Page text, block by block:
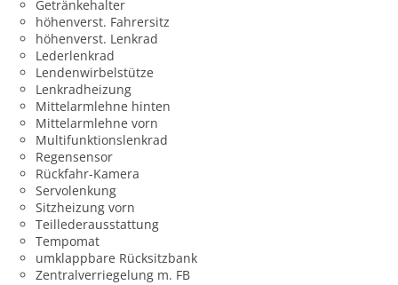
Getränkehalter
höhenverst. Fahrersitz
höhenverst. Lenkrad
Lederlenkrad
Lendenwirbelstütze
Lenkradheizung
Mittelarmlehne hinten
Mittelarmlehne vorn
Multifunktionslenkrad
Regensensor
Rückfahr-Kamera
Servolenkung
Sitzheizung vorn
Teillederausstattung
Tempomat
umklappbare Rücksitzbank
Zentralverriegelung m. FB